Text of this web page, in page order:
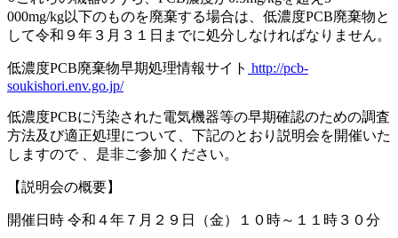
000mg/kg以下のものを廃棄する場合は、低濃度PCB廃棄物と
して令和９年３月３１日までに処分しなければなりません。
低濃度PCB廃棄物早期処理情報サイト http://pcb-
soukishori.env.go.jp/
低濃度PCBに汚染された電気機器等の早期確認のための調査
方法及び適正処理について、下記のとおり説明会を開催いた
しますので 、是非ご参加ください。
【説明会の概要】
開催日時 令和４年７月２９日（金）１０時～１１時３０分